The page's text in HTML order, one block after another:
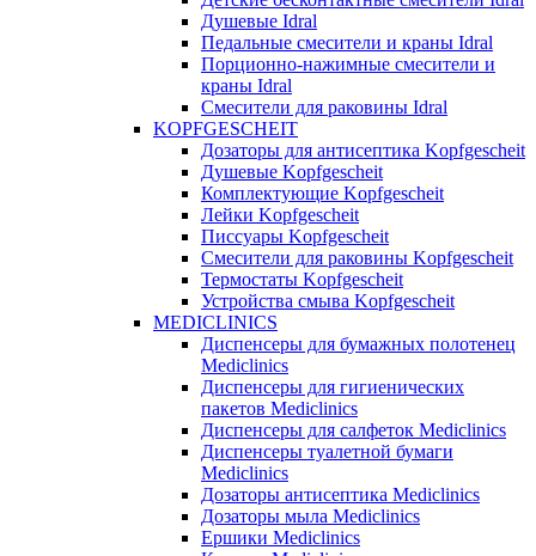
Душевые Idral
Педальные смесители и краны Idral
Порционно-нажимные смесители и
краны Idral
Смеcители для раковины Idral
KOPFGESCHEIT
Дозаторы для антисептика Kopfgescheit
Душевые Kopfgescheit
Комплектующие Kopfgescheit
Лейки Kopfgescheit
Писсуары Kopfgescheit
Смесители для раковины Kopfgescheit
Термостаты Kopfgescheit
Устройства смыва Kopfgescheit
MEDICLINICS
Диспенсеры для бумажных полотенец
Mediclinics
Диспенсеры для гигиенических
пакетов Mediclinics
Диспенсеры для салфеток Mediclinics
Диспенсеры туалетной бумаги
Mediclinics
Дозаторы антисептика Mediclinics
Дозаторы мыла Mediclinics
Ершики Mediclinics